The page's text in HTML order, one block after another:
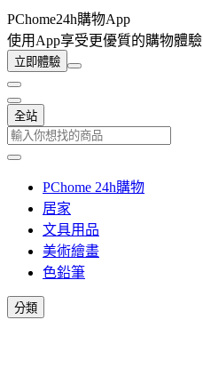
PChome24h購物App
使用App享受更優質的購物體驗
立即體驗
全站
PChome 24h購物
居家
文具用品
美術繪畫
色鉛筆
分類